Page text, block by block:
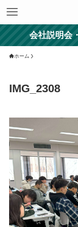
会社説明会
ホーム
IMG_2308